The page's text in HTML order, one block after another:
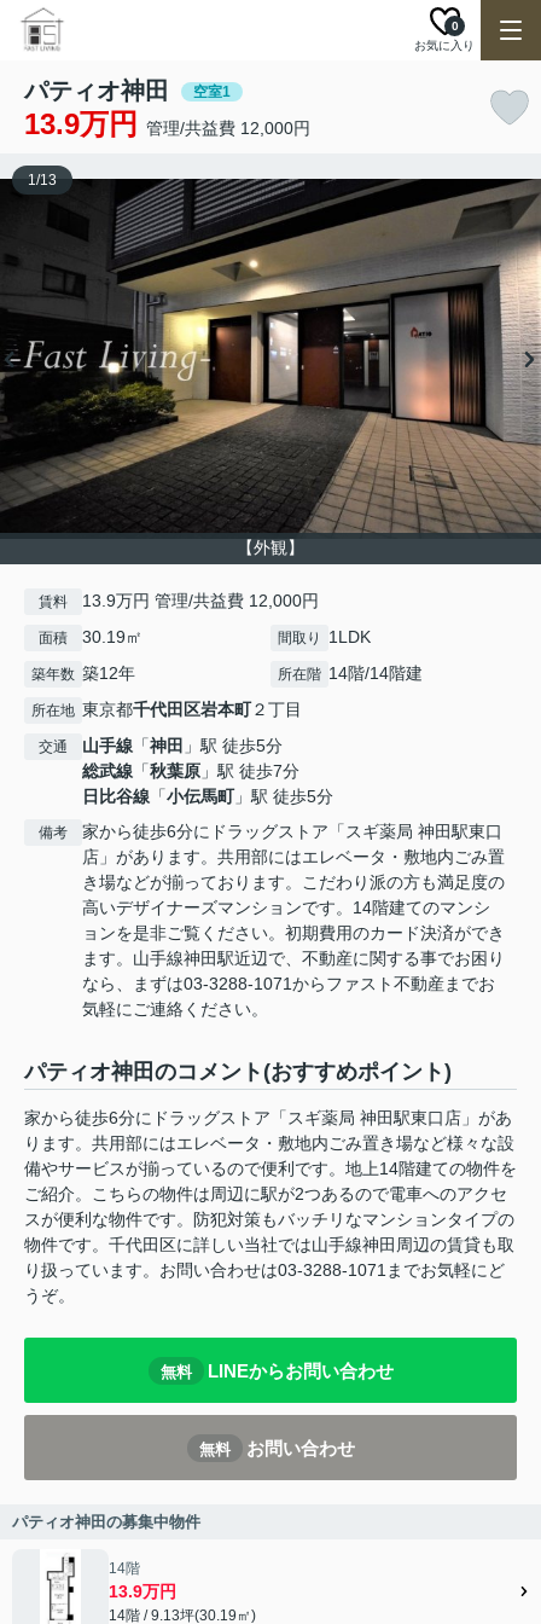
お気に入り
0
パティオ神田 空室1
13.9万円 管理/共益費 12,000円
【外観】
1/13
賃料 13.9万円 管理/共益費 12,000円
面積 30.19㎡ 間取り 1LDK
築年数 築12年 所在階 14階/14階建
所在地 東京都千代田区岩本町２丁目
交通 山手線 「神田 」駅 徒歩5分
総武線 「秋葉原 」駅 徒歩7分
日比谷線 「小伝馬町」駅 徒歩5分
備考
家から徒歩6分にドラッグストア「スギ薬局 神田駅東口
店」があります。共用部にはエレベータ・敷地内ごみ置
き場などが揃っております。こだわり派の方も満足度の
高いデザイナーズマンションです。14階建てのマンシ
ョンを是非ご覧ください。初期費用のカード決済ができ
ます。山手線神田駅近辺で、不動産に関する事でお困り
なら、まずは03-3288-1071からファスト不動産までお
気軽にご連絡ください。
パティオ神田のコメント(おすすめポイント)
家から徒歩6分にドラッグストア「スギ薬局 神田駅東口店」があ
ります。共用部にはエレベータ・敷地内ごみ置き場など様々な設
備やサービスが揃っているので便利です。地上14階建ての物件を
ご紹介。こちらの物件は周辺に駅が2つあるので電車へのアクセ
スが便利な物件です。防犯対策もバッチリなマンションタイプの
物件です。千代田区に詳しい当社では山手線神田周辺の賃貸も取
り扱っています。お問い合わせは03-3288-1071までお気軽にど
うぞ。
無料 LINEからお問い合わせ
無料 お問い合わせ
パティオ神田の募集中物件
14階
13.9万円
14階 / 9.13坪(30.19㎡)